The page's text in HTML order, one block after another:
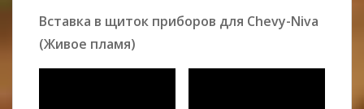
Вставка в щиток приборов для Chevy-Niva
(Живое пламя)